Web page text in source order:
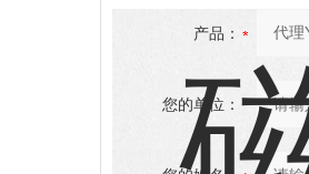
产品：
您的单位：